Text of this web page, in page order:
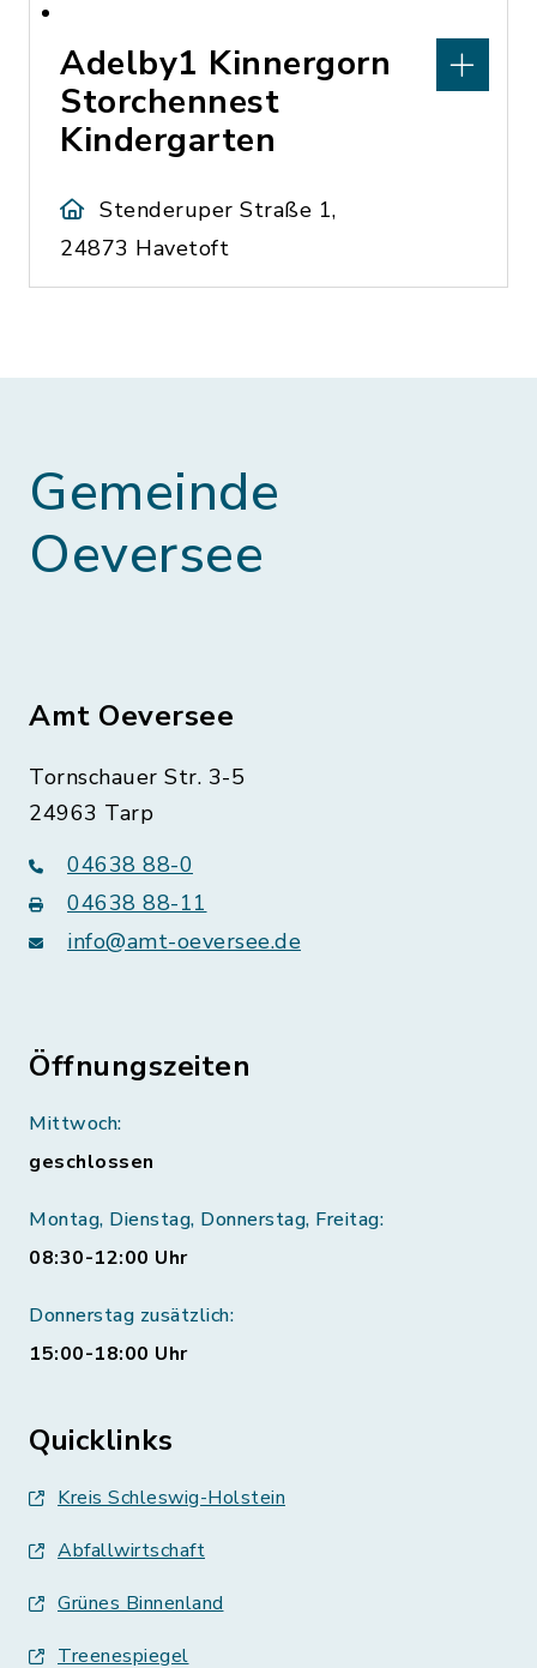
Adelby1 Kinnergorn
Storchennest
Kindergarten
Stenderuper Straße 1,
24873 Havetoft
Gemeinde
Oeversee
Amt Oeversee
Tornschauer Str. 3-5
24963 Tarp
04638 88-0
04638 88-11
info@amt-oeversee.de
Öffnungszeiten
Mittwoch:
geschlossen
Montag, Dienstag, Donnerstag, Freitag:
08:30-12:00 Uhr
Donnerstag zusätzlich:
15:00-18:00 Uhr
Quicklinks
Kreis Schleswig-Holstein
Abfallwirtschaft
Grünes Binnenland
Treenespiegel